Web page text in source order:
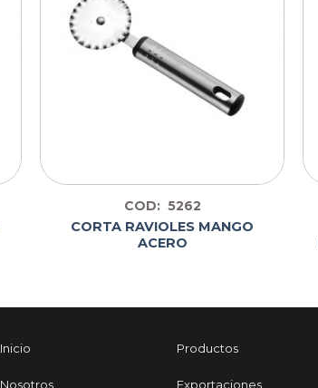
COD: 5262
CORTA RAVIOLES MANGO
ACERO
Inicio
Nosotros
Productos
Exportaciones